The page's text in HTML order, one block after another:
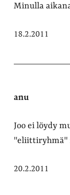
Minulla
18.2.2011
anu
Joo ei löydy
"eliittiryhmä"
20.2.2011